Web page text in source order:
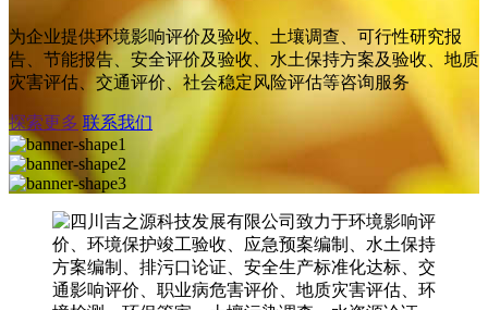
为企业提供环境影响评价及验收、土壤调查、可行性研究报
告、节能报告、安全评价及验收、水土保持方案及验收、地质
灾害评估、交通评价、社会稳定风险评估等咨询服务
探索更多 联系我们